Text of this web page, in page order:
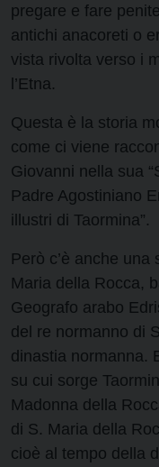
pregare e fare
antichi anacoreti o
vista rivolta verso i
l’Etna.
Questa è la storia
come ci viene
Giovanni nella sua
Padre Agostiniano
illustri di Taormina”.
Però c’è anche
Maria della Rocca,
Geografo arabo
del re normanno di
dinastia normanna.
su cui sorge
Madonna della
di S. Maria della
cioè al tempo della